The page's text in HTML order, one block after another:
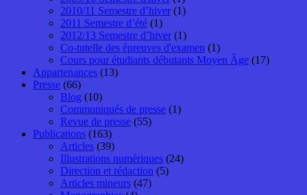
2010/11 Semestre d’hiver (1)
2011 Semestre d’été (1)
2012/13 Semestre d’hiver (1)
Co-tutelle des épreuves d'examen (1)
Cours pour étudiants débutants Moyen Âge (17)
Appartenances (13)
Presse (66)
Blog (10)
Communiqués de presse (1)
Revue de presse (55)
Publications (163)
Articles (39)
Illustrations numériques (24)
Direction et rédaction (5)
Articles mineurs (47)